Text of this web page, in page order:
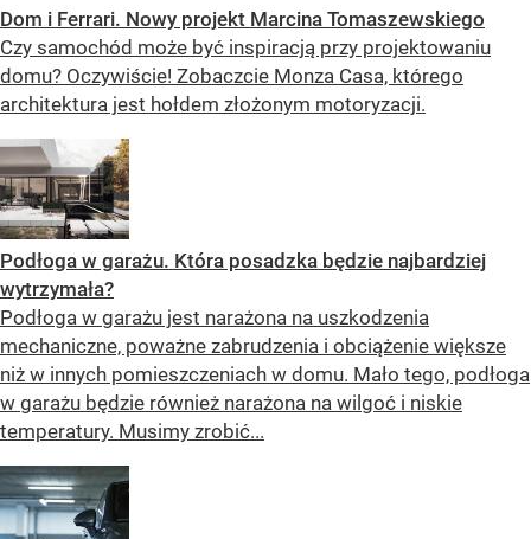
Dom i Ferrari. Nowy projekt Marcina Tomaszewskiego
Czy samochód może być inspiracją przy projektowaniu
domu? Oczywiście! Zobaczcie Monza Casa, którego
architektura jest hołdem złożonym motoryzacji.
Podłoga w garażu. Która posadzka będzie najbardziej
wytrzymała?
Podłoga w garażu jest narażona na uszkodzenia
mechaniczne, poważne zabrudzenia i obciążenie większe
niż w innych pomieszczeniach w domu. Mało tego, podłoga
w garażu będzie również narażona na wilgoć i niskie
temperatury. Musimy zrobić...